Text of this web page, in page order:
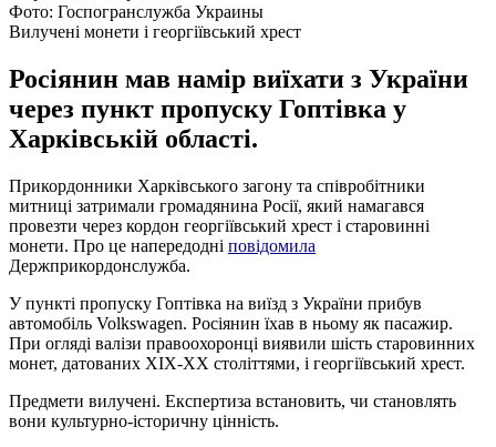
Фото: Госпогранслужба Украины
Вилучені монети і георгіївський хрест
Росіянин мав намір виїхати з України
через пункт пропуску Гоптівка у
Харківській області.
Прикордонники Харківського загону та співробітники
митниці затримали громадянина Росії, який намагався
провезти через кордон георгіївський хрест і старовинні
монети. Про це напередодні повідомила
Держприкордонслужба.
У пункті пропуску Гоптівка на виїзд з України прибув
автомобіль Volkswagen. Росіянин їхав в ньому як пасажир.
При огляді валізи правоохоронці виявили шість старовинних
монет, датованих ХIX-XX століттями, і георгіївський хрест.
Предмети вилучені. Експертиза встановить, чи становлять
вони культурно-історичну цінність.